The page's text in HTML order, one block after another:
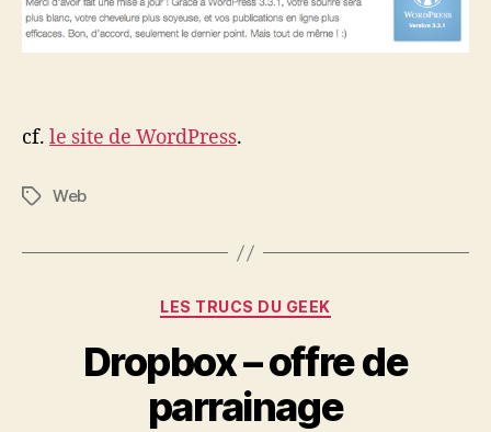
cf. le site de WordPress.
Étiquettes
Web
Catégories
LES TRUCS DU GEEK
Dropbox – offre de
parrainage